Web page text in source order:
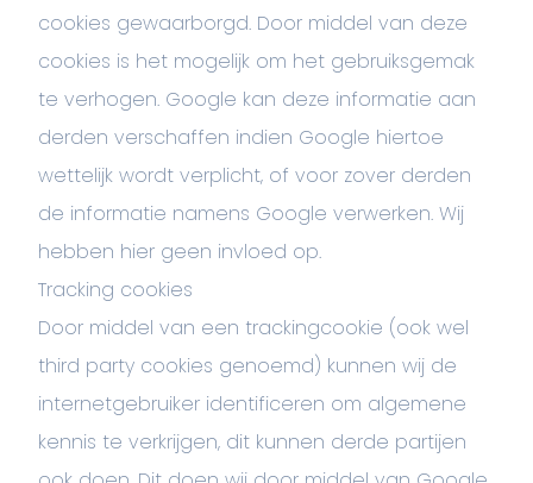
cookies gewaarborgd. Door middel van deze
cookies is het mogelijk om het gebruiksgemak
te verhogen. Google kan deze informatie aan
derden verschaffen indien Google hiertoe
wettelijk wordt verplicht, of voor zover derden
de informatie namens Google verwerken. Wij
hebben hier geen invloed op.
Tracking cookies
Door middel van een trackingcookie (ook wel
third party cookies genoemd) kunnen wij de
internetgebruiker identificeren om algemene
kennis te verkrijgen, dit kunnen derde partijen